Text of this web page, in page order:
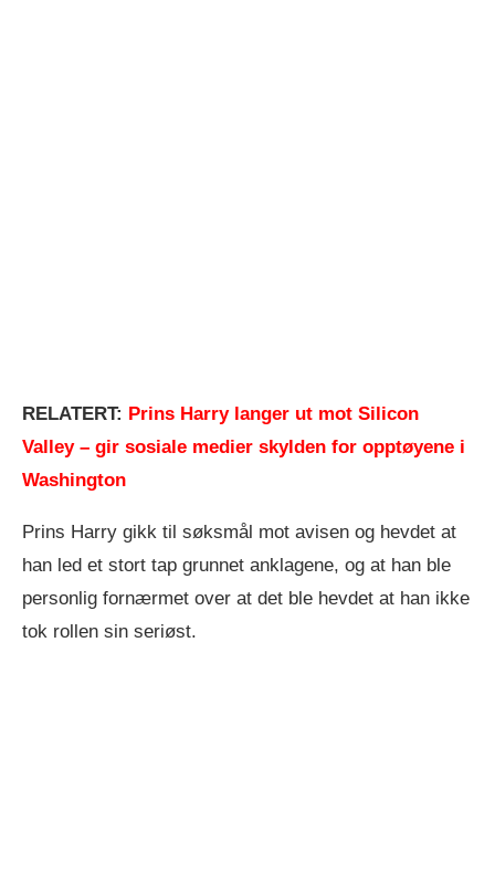
RELATERT: Prins Harry langer ut mot Silicon
Valley – gir sosiale medier skylden for opptøyene i
Washington
Prins Harry gikk til søksmål mot avisen og hevdet at
han led et stort tap grunnet anklagene, og at han ble
personlig fornærmet over at det ble hevdet at han ikke
tok rollen sin seriøst.